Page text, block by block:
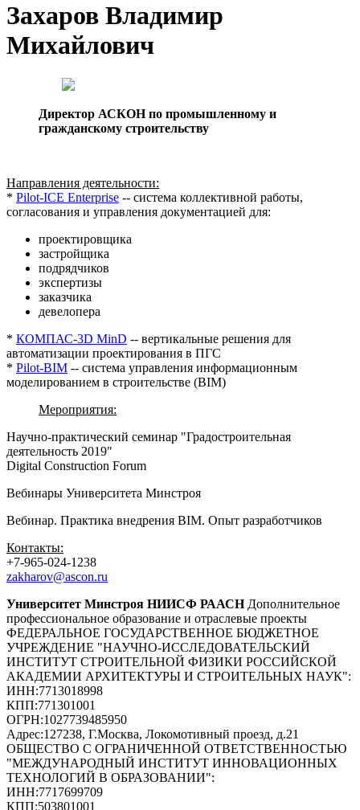
Захаров Владимир
Михайлович
Директор АСКОН по промышленному и
гражданскому строительству
Направления деятельности:
* Pilot-ICE Enterprise -- система коллективной работы,
согласования и управления документацией для:
проектировщика
застройщика
подрядчиков
экспертизы
заказчика
девелопера
* КОМПАС-3D MinD -- вертикальные решения для
автоматизации проектирования в ПГС
* Pilot-BIM -- система управления информационным
моделированием в строительстве (BIM)
Мероприятия:
Научно-практический семинар "Градостроительная
деятельность 2019"
Digital Construction Forum
Вебинары Университета Минстроя
Вебинар. Практика внедрения BIM. Опыт разработчиков
Контакты:
+7-965-024-1238
zakharov@ascon.ru
Университет Минстроя НИИСФ РААСН Дополнительное
профессиональное образование и отраслевые проекты
ФЕДЕРАЛЬНОЕ ГОСУДАРСТВЕННОЕ БЮДЖЕТНОЕ
УЧРЕЖДЕНИЕ "НАУЧНО-ИССЛЕДОВАТЕЛЬСКИЙ
ИНСТИТУТ СТРОИТЕЛЬНОЙ ФИЗИКИ РОССИЙСКОЙ
АКАДЕМИИ АРХИТЕКТУРЫ И СТРОИТЕЛЬНЫХ НАУК":
ИНН:7713018998
КПП:771301001
ОГРН:1027739485950
Адрес:127238, Г.Москва, Локомотивный проезд, д.21
ОБЩЕСТВО С ОГРАНИЧЕННОЙ ОТВЕТСТВЕННОСТЬЮ
"МЕЖДУНАРОДНЫЙ ИНСТИТУТ ИННОВАЦИОННЫХ
ТЕХНОЛОГИЙ В ОБРАЗОВАНИИ":
ИНН:7717699709
КПП:503801001